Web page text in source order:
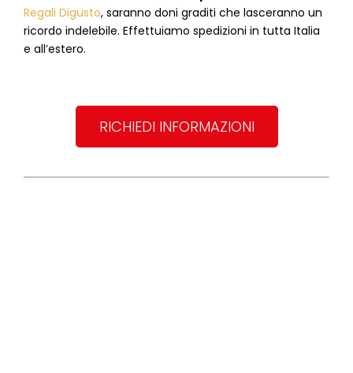
Regali Digusto, saranno doni graditi che lasceranno un
ricordo indelebile. Effettuiamo spedizioni in tutta Italia
e all’estero.
RICHIEDI INFORMAZIONI